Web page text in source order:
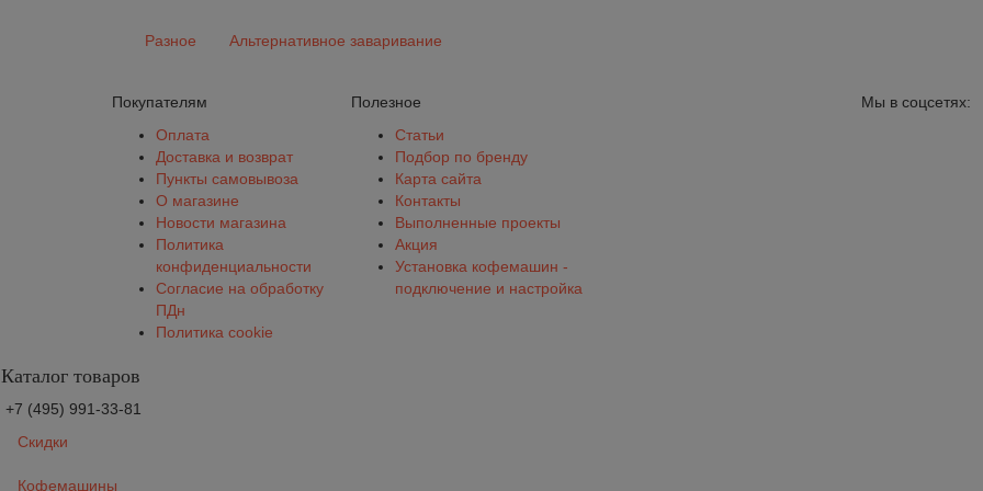
Разное Альтернативное заваривание
Покупателям
Оплата
Доставка и возврат
Пункты самовывоза
О магазине
Новости магазина
Политика
конфиденциальности
Согласие на обработку
ПДн
Политика cookie
Полезное
Статьи
Подбор по бренду
Карта сайта
Контакты
Выполненные проекты
Акция
Установка кофемашин -
подключение и настройка
Мы в соцсетях:
Каталог товаров
+7 (495) 991-33-81
Скидки
Кофемашины